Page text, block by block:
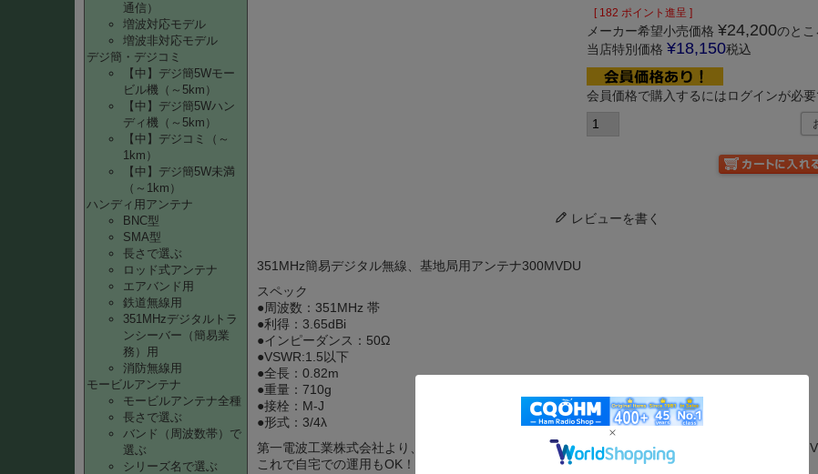
通信）
増波対応モデル
増波非対応モデル
デジ簡・デジコミ
【中】デジ簡5Wモー
ビル機（～5km）
【中】デジ簡5Wハン
ディ機（～5km）
【中】デジコミ（～
1km）
【中】デジ簡5W未満
（～1km）
ハンディ用アンテナ
BNC型
SMA型
長さで選ぶ
ロッド式アンテナ
エアバンド用
鉄道無線用
351MHzデジタルトラ
ンシーバー（簡易業
務）用
消防無線用
モービルアンテナ
モービルアンテナ全種
長さで選ぶ
バンド（周波数帯）で
選ぶ
シリーズ名で選ぶ
[ 182 ポイント進呈 ]
メーカー希望小売価格 ¥24,200のとこ
当店特別価格 ¥18,150税込
会員価格で購入するにはログインが必要
レビューを書く
351MHz簡易デジタル無線、基地局用アンテナ300MVDU
スペック
●周波数：351MHz 帯
●利得：3.65dBi
●インピーダンス：50Ω
●VSWR:1.5以下
●全長：0.82m
●重量：710g
●接栓：M-J
●形式：3/4λ
第一電波工業株式会社より、351MHz帯デジタル簡易無線機用、高性能基地局用アンテナ、
これで自宅での運用もOK！ 飛躍的な交信距離アップが見込めます！